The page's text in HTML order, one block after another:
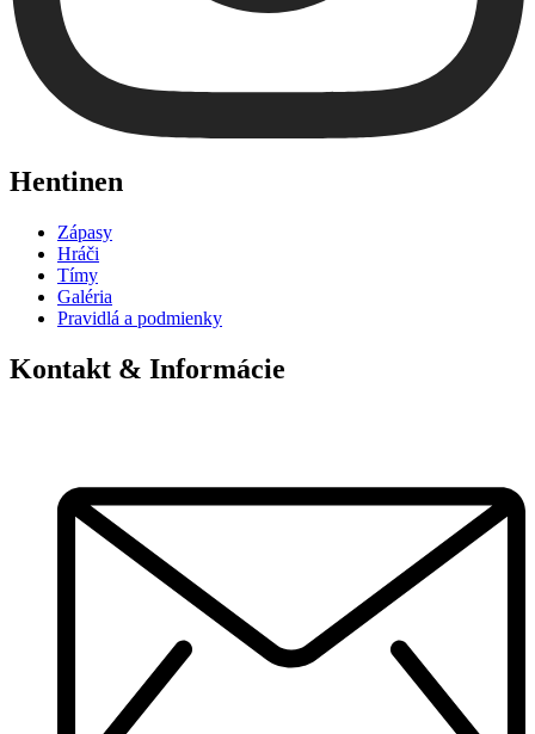
Hentinen
Zápasy
Hráči
Tímy
Galéria
Pravidlá a podmienky
Kontakt & Informácie